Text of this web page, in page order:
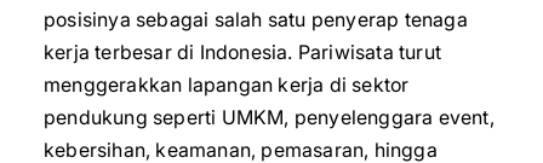
posisinya sebagai salah satu penyerap tenaga
kerja terbesar di Indonesia. Pariwisata turut
menggerakkan lapangan kerja di sektor
pendukung seperti UMKM, penyelenggara event,
kebersihan, keamanan, pemasaran, hingga